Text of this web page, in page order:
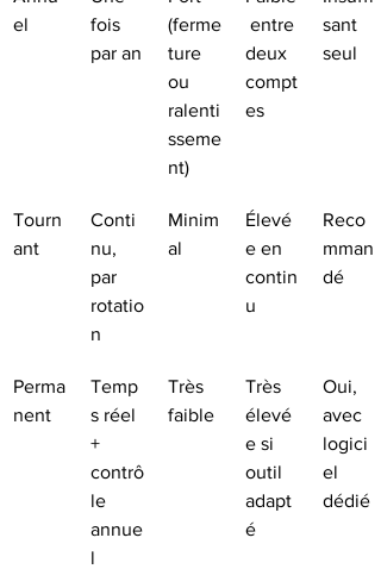
el
fois
par an
(ferme
ture
ou
ralenti
sseme
nt)
entre
deux
compt
es
sant
seul
Tourn
ant
Conti
nu,
par
rotatio
n
Minim
al
Élevé
e en
contin
u
Reco
mman
dé
Perma
nent
Temp
s réel
+
contrô
le
annue
l
Très
faible
Très
élevé
e si
outil
adapt
é
Oui,
avec
logici
el
dédié